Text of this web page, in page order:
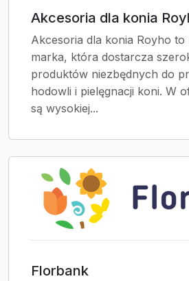
Akcesoria dla konia
Akcesoria dla konia Royho
marka, która dostarcza
produktów niezbędnych do
hodowli i pielęgnacji koni. W
są wysokiej...
Florbank